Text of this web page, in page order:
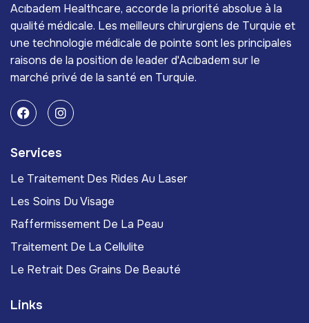
Acıbadem Healthcare, accorde la priorité absolue à la
qualité médicale. Les meilleurs chirurgiens de Turquie et
une technologie médicale de pointe sont les principales
raisons de la position de leader d'Acıbadem sur le
marché privé de la santé en Turquie.
Services
Le Traitement Des Rides Au Laser
Les Soins Du Visage
Raffermissement De La Peau
Traitement De La Cellulite
Le Retrait Des Grains De Beauté
Links